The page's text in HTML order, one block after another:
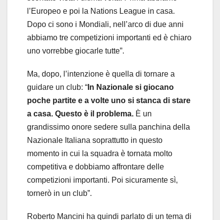
l’Europeo e poi la Nations League in casa.
Dopo ci sono i Mondiali, nell’arco di due anni
abbiamo tre competizioni importanti ed è chiaro
uno vorrebbe giocarle tutte”.
Ma, dopo, l’intenzione è quella di tornare a
guidare un club: “ In Nazionale si giocano
poche partite e a volte uno si stanca di stare
a casa. Questo è il problema. È un
grandissimo onore sedere sulla panchina della
Nazionale Italiana soprattutto in questo
momento in cui la squadra è tornata molto
competitiva e dobbiamo affrontare delle
competizioni importanti. Poi sicuramente sì,
tornerò in un club”.
Roberto Mancini ha quindi parlato di un tema di